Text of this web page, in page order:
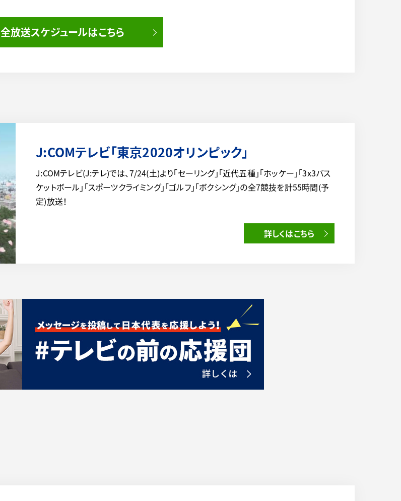
全放送スケジュールはこちら
J:COMテレビ「東京2020オリンピック」
J:COMテレビ(J:テレ)では、7/24(土)より「セーリング」「近代五種」「ホッケー」「3x3バス
ケットボール」「スポーツクライミング」「ゴルフ」「ボクシング」の全7競技を計55時間(予
定)放送！
詳しくはこちら